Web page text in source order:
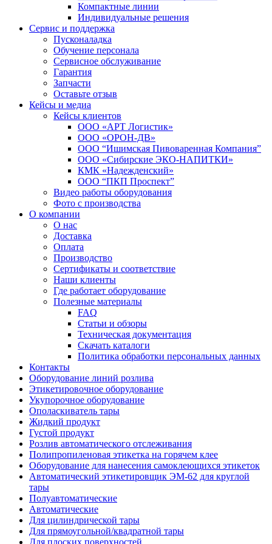
Компактные линии
Индивидуальные решения
Сервис и поддержка
Пусконаладка
Обучение персонала
Сервисное обслуживание
Гарантия
Запчасти
Оставьте отзыв
Кейсы и медиа
Кейсы клиентов
ООО «АРТ Логистик»
ООО «ОРОН-ДВ»
ООО “Ишимская Пивоваренная Компания”
ООО «Сибирские ЭКО-НАПИТКИ»
КМК «Надежденский»
ООО “ПКП Проспект”
Видео работы оборудования
Фото с производства
О компании
О нас
Доставка
Оплата
Производство
Сертификаты и соответствие
Наши клиенты
Где работает оборудование
Полезные материалы
FAQ
Статьи и обзоры
Техническая документация
Скачать каталоги
Политика обработки персональных данных
Контакты
Оборудование линий розлива
Этикетировочное оборудование
Укупорочное оборудование
Ополаскиватель тары
Жидкий продукт
Густой продукт
Розлив автоматического отслеживания
Полипропиленовая этикетка на горячем клее
Оборудование для нанесения самоклеющихся этикеток
Автоматический этикетировщик ЭМ-62 для круглой
тары
Полуавтоматические
Автоматические
Для цилиндрической тaры
Для прямоугoльной/квадратной тары
Для плoских поверхностей